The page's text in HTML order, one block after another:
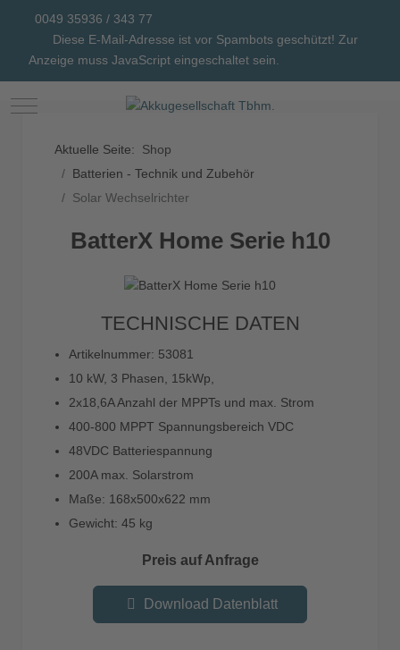
0049 35936 / 343 77
Diese E-Mail-Adresse ist vor Spambots geschützt! Zur
Anzeige muss JavaScript eingeschaltet sein.
Mobile Menu Toggle
Aktuelle Seite: Shop
Batterien - Technik und Zubehör
Solar Wechselrichter
BatterX Home Serie h10
TECHNISCHE DATEN
Artikelnummer: 53081
10 kW, 3 Phasen, 15kWp,
2x18,6A Anzahl der MPPTs und max. Strom
400-800 MPPT Spannungsbereich VDC
48VDC Batteriespannung
200A max. Solarstrom
Maße: 168x500x622 mm
Gewicht: 45 kg
Preis auf Anfrage
Download Datenblatt